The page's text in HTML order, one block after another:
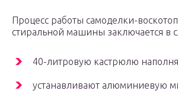
Процесс работы самоделки-
стиральной машины заключается в
40-литровую кастрюлю
устанавливают алюминиевую